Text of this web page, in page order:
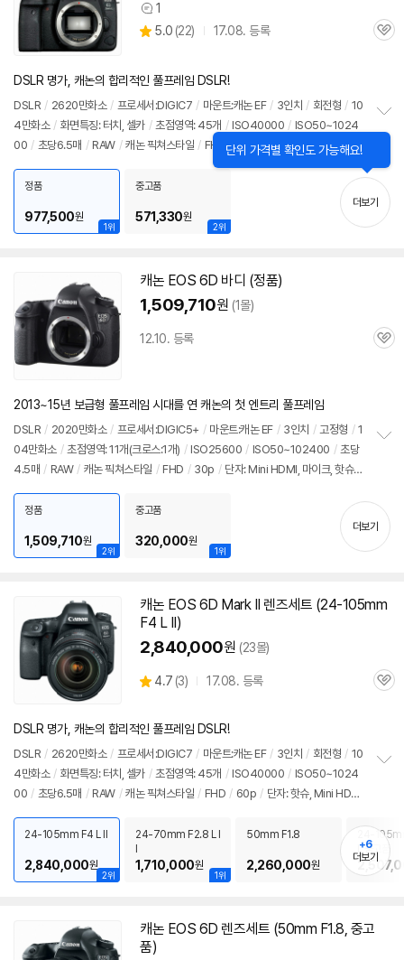
상
품
1
별
5.0 (상
뷰
22) 17.08. 등록
관
DSLR 명가, 캐논의 합리적인 풀프레임 DSLR!
DSLR / 2620만화소 / 프로세서:DIGIC7 / 마운트:캐논 EF / 3인치 / 회전형 / 10
4만화소 / 화면특징: 터치, 셀카 / 초점영역: 45개 / ISO40000 / ISO50~1024
00 / 초당6.5매 / RAW / 캐논 픽쳐스타일 / FHD / 60p / 단자: Mini HDMI, 마이
무게: 765g / 배터리: LP-E6N(1865
mAh)
듀얼픽셀 CMOS AF / 동영상 디지털 IS
출시가: 2,295,0
정
펼
기
1위
정품
977,500원
2위
중고품
571,330원
더보기
캐논 EOS 6D 바디 (정품)
1,509,710원 (1몰)
12.10. 등록
관
2013~15년 보급형 풀프레임 시대를 연 캐논의 첫 엔트리 풀프레임
DSLR / 2020만화소 / 프로세서:DIGIC5+ / 마운트:캐논 EF / 3인치 / 고정형 / 1
04만화소 / 초점영역: 11개(크로스:1개) / ISO25600 / ISO50~102400 / 초당
4.5매 / RAW / 캐논 픽쳐스타일 / FHD / 30p / 단자: Mini HDMI, 마이크, 핫슈
출시가: 1,890,000원
기
2위
정품
1,509,710원
1위
중고품
320,000원
더보기
캐논 EOS 6D Mark II 렌즈세트 (24-105mm
F4 L II)
2,840,000원 (23몰)
별
4.7 (상
뷰
3) 17.08. 등록
관
영
DSLR 명가, 캐논의 합리적인 풀프레임 DSLR!
DSLR / 2620만화소 / 프로세서:DIGIC7 / 마운트:캐논 EF / 3인치 / 회전형 / 10
4만화소 / 화면특징: 터치, 셀카 / 초점영역: 45개 / ISO40000 / ISO50~1024
00 / 초당6.5매 / RAW / 캐논 픽쳐스타일 / FHD / 60p / 단자: 핫슈, Mini HDM
mAh) / 듀얼픽셀 CMOS AF / 동영상 디지털 IS 애칭:육두막 / 출시가: 1,890,00
치
기
2위
24-105mm F4 L II
2,840,000원
1위
24-70mm F2.8 L I
1,710,000원
50mm F1.8
2,260,000원
24-
I, 중고품
+6
더보기
캐논 EOS 6D 렌즈세트 (50mm F1.8, 중고
품)